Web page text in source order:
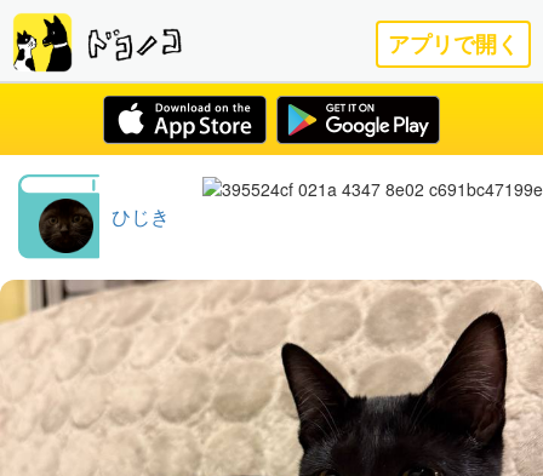
アプリで開く
ひじき